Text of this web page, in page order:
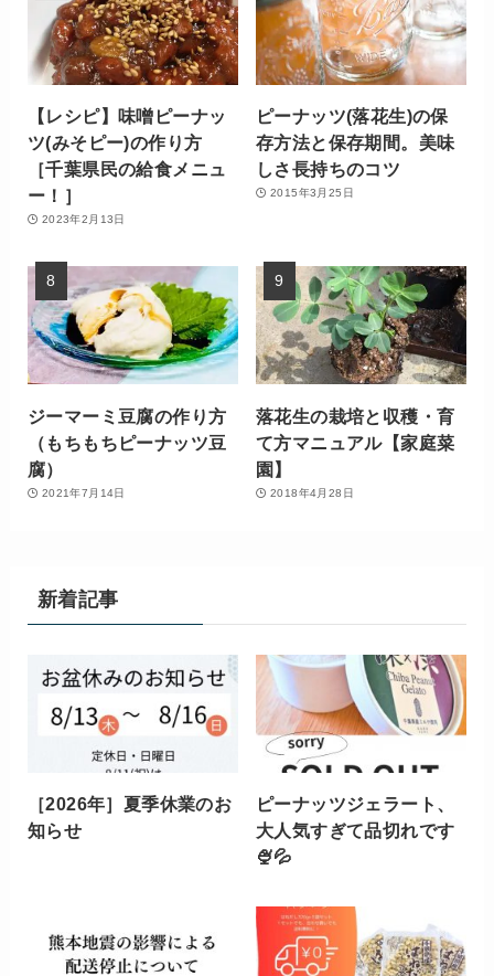
【レシピ】味噌ピーナッ
ツ(みそピー)の作り方
［千葉県民の給食メニュ
ー！］
2023年2月13日
ピーナッツ(落花生)の保
存方法と保存期間。美味
しさ長持ちのコツ
2015年3月25日
ジーマーミ豆腐の作り方
（もちもちピーナッツ豆
腐）
2021年7月14日
落花生の栽培と収穫・育
て方マニュアル【家庭菜
園】
2018年4月28日
新着記事
［2026年］夏季休業のお
知らせ
ピーナッツジェラート、
大人気すぎて品切れです
🍨💦